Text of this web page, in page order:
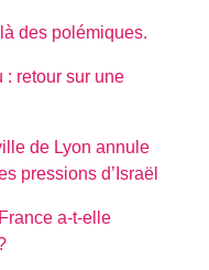
des polémiques.
: retour sur une
de Lyon annule
pressions d’Israël
a-t-elle